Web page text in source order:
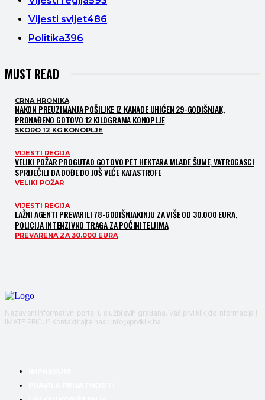
Vijesti svijet486
Politika396
MUST READ
CRNA HRONIKA
NAKON PREUZIMANJA POŠILJKE IZ KANADE UHIĆEN 29-GODIŠNJAK,
PRONAĐENO GOTOVO 12 KILOGRAMA KONOPLJE
SKORO 12 KG KONOPLJE
VIJESTI REGIJA
VELIKI POŽAR PROGUTAO GOTOVO PET HEKTARA MLADE ŠUME, VATROGASCI
SPRIJEČILI DA DOĐE DO JOŠ VEĆE KATASTROFE
VELIKI POŽAR
VIJESTI REGIJA
LAŽNI AGENTI PREVARILI 78-GODIŠNJAKINJU ZA VIŠE OD 30.000 EURA,
POLICIJA INTENZIVNO TRAGA ZA POČINITELJIMA
PREVARENA ZA 30.000 EURA
Nezavisni informativni portal u službi svih građana. Vaš prvi klik do informacija !
IMATE PRIČU? Kontaktirajte nas : info@prviklik.ba